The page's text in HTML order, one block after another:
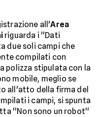
all'Area
riguarda i ''Dati
due soli campi che
compilati con
polizza stipulata con la
mobile, meglio se
all'atto della firma del
i campi, si spunta
''Non sono un robot''